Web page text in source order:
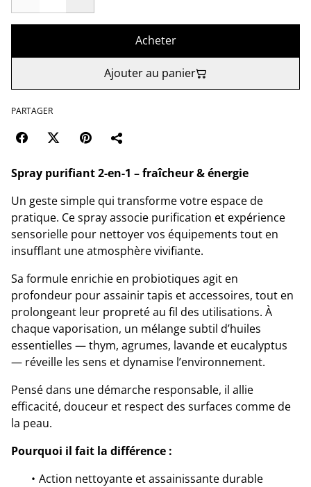
Acheter
Ajouter au panier
PARTAGER
Spray purifiant 2-en-1 – fraîcheur & énergie
Un geste simple qui transforme votre espace de
pratique. Ce spray associe purification et expérience
sensorielle pour nettoyer vos équipements tout en
insufflant une atmosphère vivifiante.
Sa formule enrichie en probiotiques agit en
profondeur pour assainir tapis et accessoires, tout en
prolongeant leur propreté au fil des utilisations. À
chaque vaporisation, un mélange subtil d’huiles
essentielles — thym, agrumes, lavande et eucalyptus
— réveille les sens et dynamise l’environnement.
Pensé dans une démarche responsable, il allie
efficacité, douceur et respect des surfaces comme de
la peau.
Pourquoi il fait la différence :
Action nettoyante et assainissante durable